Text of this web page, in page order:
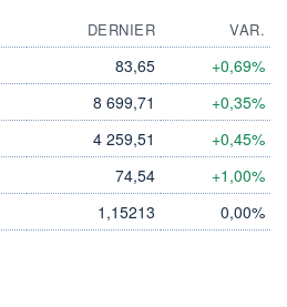
DERNIER
VAR.
83,65 +0,69%
8 699,71 +0,35%
4 259,51 +0,45%
74,54 +1,00%
1,15213 0,00%